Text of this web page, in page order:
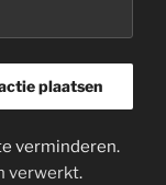
verminderen.
verwerkt.